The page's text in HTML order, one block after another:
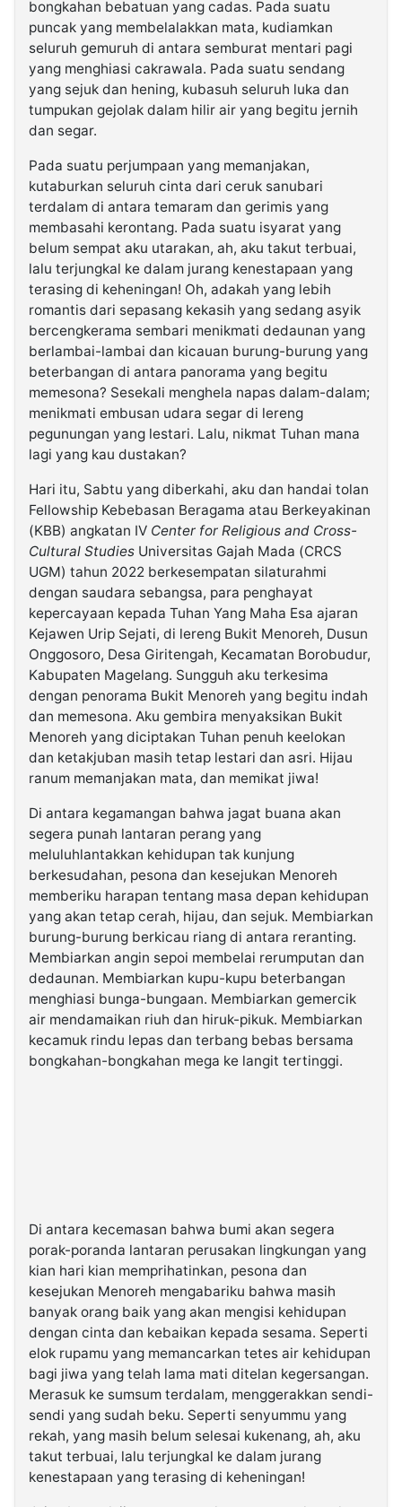
bongkahan bebatuan yang cadas. Pada suatu
puncak yang membelalakkan mata, kudiamkan
seluruh gemuruh di antara semburat mentari pagi
yang menghiasi cakrawala. Pada suatu sendang
yang sejuk dan hening, kubasuh seluruh luka dan
tumpukan gejolak dalam hilir air yang begitu jernih
dan segar.
Pada suatu perjumpaan yang memanjakan,
kutaburkan seluruh cinta dari ceruk sanubari
terdalam di antara temaram dan gerimis yang
membasahi kerontang. Pada suatu isyarat yang
belum sempat aku utarakan, ah, aku takut terbuai,
lalu terjungkal ke dalam jurang kenestapaan yang
terasing di keheningan! Oh, adakah yang lebih
romantis dari sepasang kekasih yang sedang asyik
bercengkerama sembari menikmati dedaunan yang
berlambai-lambai dan kicauan burung-burung yang
beterbangan di antara panorama yang begitu
memesona? Sesekali menghela napas dalam-dalam;
menikmati embusan udara segar di lereng
pegunungan yang lestari. Lalu, nikmat Tuhan mana
lagi yang kau dustakan?
Hari itu, Sabtu yang diberkahi, aku dan handai tolan
Fellowship Kebebasan Beragama atau Berkeyakinan
(KBB) angkatan IV Center for Religious and Cross-
Cultural Studies Universitas Gajah Mada (CRCS
UGM) tahun 2022 berkesempatan silaturahmi
dengan saudara sebangsa, para penghayat
kepercayaan kepada Tuhan Yang Maha Esa ajaran
Kejawen Urip Sejati, di lereng Bukit Menoreh, Dusun
Onggosoro, Desa Giritengah, Kecamatan Borobudur,
Kabupaten Magelang. Sungguh aku terkesima
dengan penorama Bukit Menoreh yang begitu indah
dan memesona. Aku gembira menyaksikan Bukit
Menoreh yang diciptakan Tuhan penuh keelokan
dan ketakjuban masih tetap lestari dan asri. Hijau
ranum memanjakan mata, dan memikat jiwa!
Di antara kegamangan bahwa jagat buana akan
segera punah lantaran perang yang
meluluhlantakkan kehidupan tak kunjung
berkesudahan, pesona dan kesejukan Menoreh
memberiku harapan tentang masa depan kehidupan
yang akan tetap cerah, hijau, dan sejuk. Membiarkan
burung-burung berkicau riang di antara reranting.
Membiarkan angin sepoi membelai rerumputan dan
dedaunan. Membiarkan kupu-kupu beterbangan
menghiasi bunga-bungaan. Membiarkan gemercik
air mendamaikan riuh dan hiruk-pikuk. Membiarkan
kecamuk rindu lepas dan terbang bebas bersama
bongkahan-bongkahan mega ke langit tertinggi.
Di antara kecemasan bahwa bumi akan segera
porak-poranda lantaran perusakan lingkungan yang
kian hari kian memprihatinkan, pesona dan
kesejukan Menoreh mengabariku bahwa masih
banyak orang baik yang akan mengisi kehidupan
dengan cinta dan kebaikan kepada sesama. Seperti
elok rupamu yang memancarkan tetes air kehidupan
bagi jiwa yang telah lama mati ditelan kegersangan.
Merasuk ke sumsum terdalam, menggerakkan sendi-
sendi yang sudah beku. Seperti senyummu yang
rekah, yang masih belum selesai kukenang, ah, aku
takut terbuai, lalu terjungkal ke dalam jurang
kenestapaan yang terasing di keheningan!